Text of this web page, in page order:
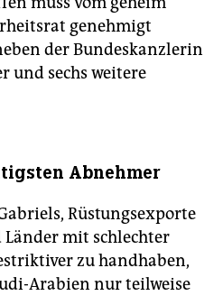
genehmigt
der Bundeskanzlerin
und sechs weitere
Abnehmer
Rüstungsexporte
mit schlechter
zu handhaben,
Arabien nur teilweise